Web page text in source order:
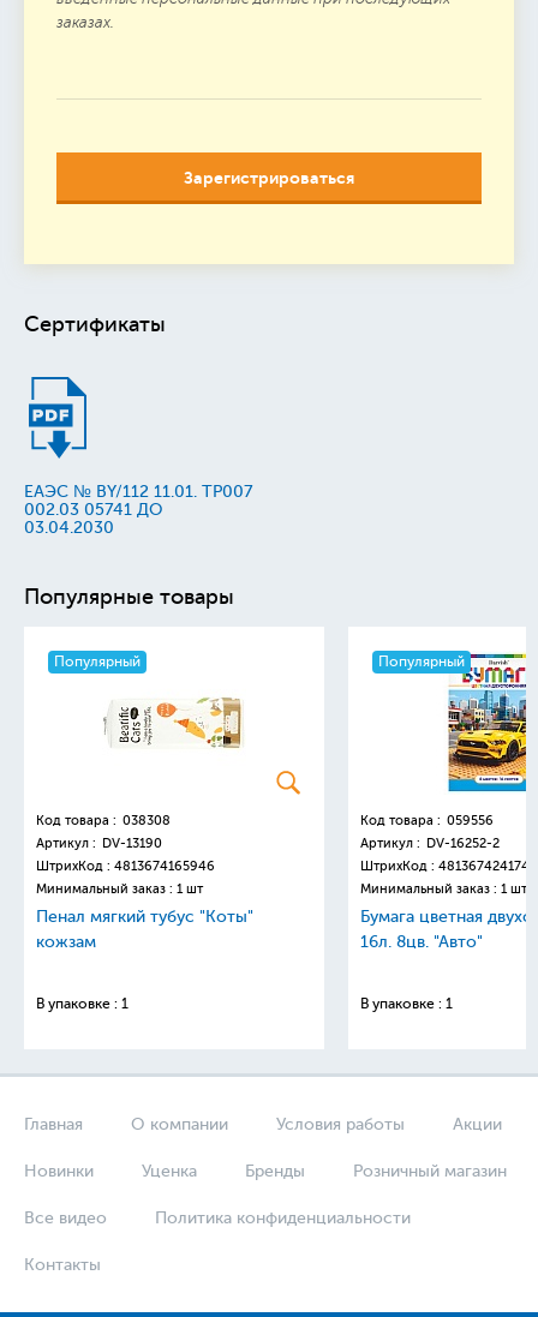
заказах.
Зарегистрироваться
Сертификаты
ЕАЭС № BY/112 11.01. TP007
002.03 05741 ДО
03.04.2030
Популярные товары
Популярный
Код товара : 038308
Артикул : DV-13190
ШтрихКод : 4813674165946
Минимальный заказ : 1 шт
Пенал мягкий тубус "Коты"
кожзам
В упаковке : 1
Популярный
Код товара : 059556
Артикул : DV-16252-2
ШтрихКод : 4813674241749
Минимальный заказ : 1 шт
Бумага цветная
16л. 8цв. "Авто"
В упаковке : 1
Главная О компании Условия работы Акции
Новинки Уценка Бренды Розничный магазин
Все видео Политика конфиденциальности
Контакты